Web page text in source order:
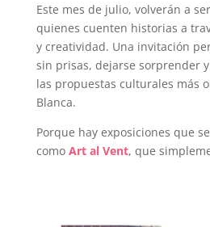
Este mes de julio, volverán a
quienes cuenten historias a
y creatividad. Una invitación
sin prisas, dejarse sorprender
las propuestas culturales más
Blanca.
Porque hay exposiciones que
como Art al Vent, que